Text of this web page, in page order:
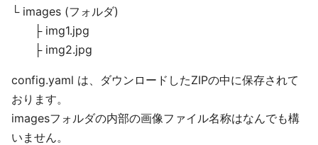
└ images (フォルダ)
├ img1.jpg
├ img2.jpg
config.yaml は、ダウンロードしたZIPの中に保存されて
おります。
imagesフォルダの内部の画像ファイル名称はなんでも構
いません。